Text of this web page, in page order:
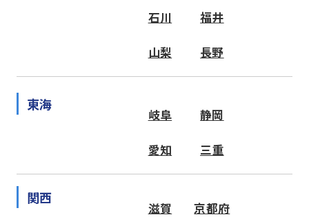
石川 福井
山梨 長野
東海
岐阜 静岡
愛知 三重
関西
滋賀 京都府